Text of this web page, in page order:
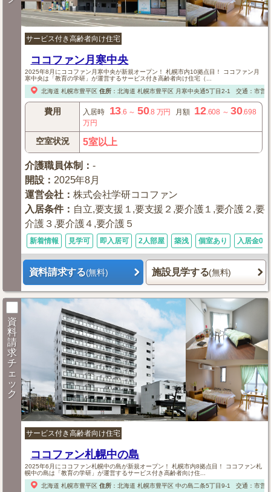
サービス付き高齢者向け住宅
ココファン月寒中央
2025年8月にココファン月寒中央が新規オープン！ 札幌市内10拠点目！ ココファン月
寒中央は「教育の学研」が運営するサービス付き高齢者向け住宅（...
北海道 札幌市豊平区 住所： 北海道 札幌市豊平区月寒中央通5丁目2-1 交通：市営
費用 入居時 13.6 ～ 50.8 万円 月額 12.608 ～30.698
万円
空室状況 5室以上
介護職員体制 ：-
開設 ： 2025年8月
運営会社 ：株式会社学研ココファン
入居条件： 自立,要支援１,要支援２,要介護１,要介護２,要
介護３,要介護４,要介護５
新着情報 見学可 即入居可 2人部屋 築浅 個室あり 入居金0円
資料請求する(無料) 施設見学する(無料)
資
料
請
求
チ
ェ
ッ
ク
サービス付き高齢者向け住宅
ココファン札幌中の島
2025年6月にココファン札幌中の島が新規オープン！ 札幌市内8拠点目！ ココファン札
幌中の島は「教育の学研」が運営するサービス付き高齢者向け住...
北海道 札幌市豊平区 住所： 北海道 札幌市豊平区中の島二条5丁目9-1 交通：市営